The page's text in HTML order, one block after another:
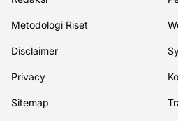
Metodologi Riset
Disclaimer
Privacy
Sitemap